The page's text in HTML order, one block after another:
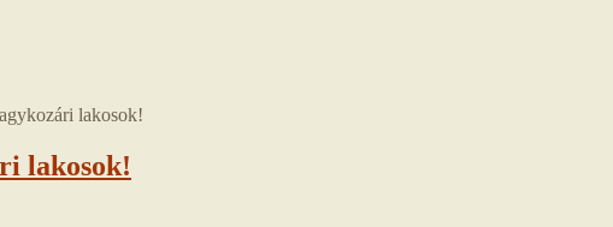
lakosok!
lakosok!